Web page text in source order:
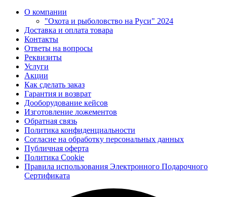
О компании
"Охота и рыболовство на Руси" 2024
Доставка и оплата товара
Контакты
Ответы на вопросы
Реквизиты
Услуги
Акции
Как сделать заказ
Гарантия и возврат
Дооборудование кейсов
Изготовление ложементов
Обратная связь
Политика конфиденциальности
Согласие на обработку персональных данных
Публичная оферта
Политика Cookie
Правила использования Электронного Подарочного
Сертификата